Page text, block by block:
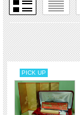
PICK UP